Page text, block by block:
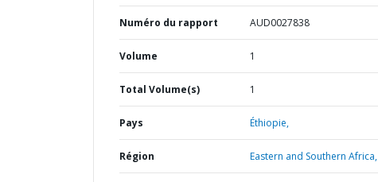
Numéro du rapport AUD0027838
Volume 1
Total Volume(s) 1
Pays Éthiopie,
Région Eastern and Southern Africa,